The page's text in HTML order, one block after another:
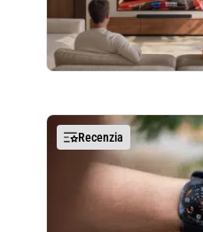
Recenzia